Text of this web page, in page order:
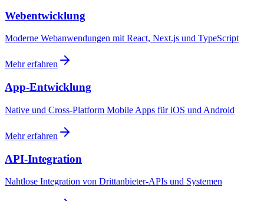
Webentwicklung
Moderne Webanwendungen mit React, Next.js und TypeScript
Mehr erfahren
App-Entwicklung
Native und Cross-Platform Mobile Apps für iOS und Android
Mehr erfahren
API-Integration
Nahtlose Integration von Drittanbieter-APIs und Systemen